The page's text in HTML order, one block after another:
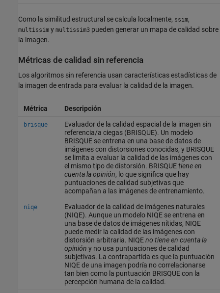
Como la similitud estructural se calcula localmente, ssim,
multissim y multissim3 pueden generar un mapa de calidad sobre
la imagen.
Métricas de calidad sin referencia
Los algoritmos sin referencia usan características estadísticas de
la imagen de entrada para evaluar la calidad de la imagen.
Métrica Descripción
brisque
Evaluador de la calidad espacial de la imagen sin
referencia/a ciegas (BRISQUE). Un modelo
BRISQUE se entrena en una base de datos de
imágenes con distorsiones conocidas, y BRISQUE
se limita a evaluar la calidad de las imágenes con
el mismo tipo de distorsión. BRISQUEtiene en
cuenta la opinión, lo que significa que hay
puntuaciones de calidad subjetivas que
acompañan a las imágenes de entrenamiento.
niqe
Evaluador de la calidad de imágenes naturales
(NIQE). Aunque un modelo NIQE se entrena en
una base de datos de imágenes nítidas, NIQE
puede medir la calidad de las imágenes con
distorsión arbitraria. NIQEno tiene en cuenta la
opinión y no usa puntuaciones de calidad
subjetivas. La contrapartida es que la puntuación
NIQE de una imagen podría no correlacionarse
tan bien como la puntuación BRISQUE con la
percepción humana de la calidad.